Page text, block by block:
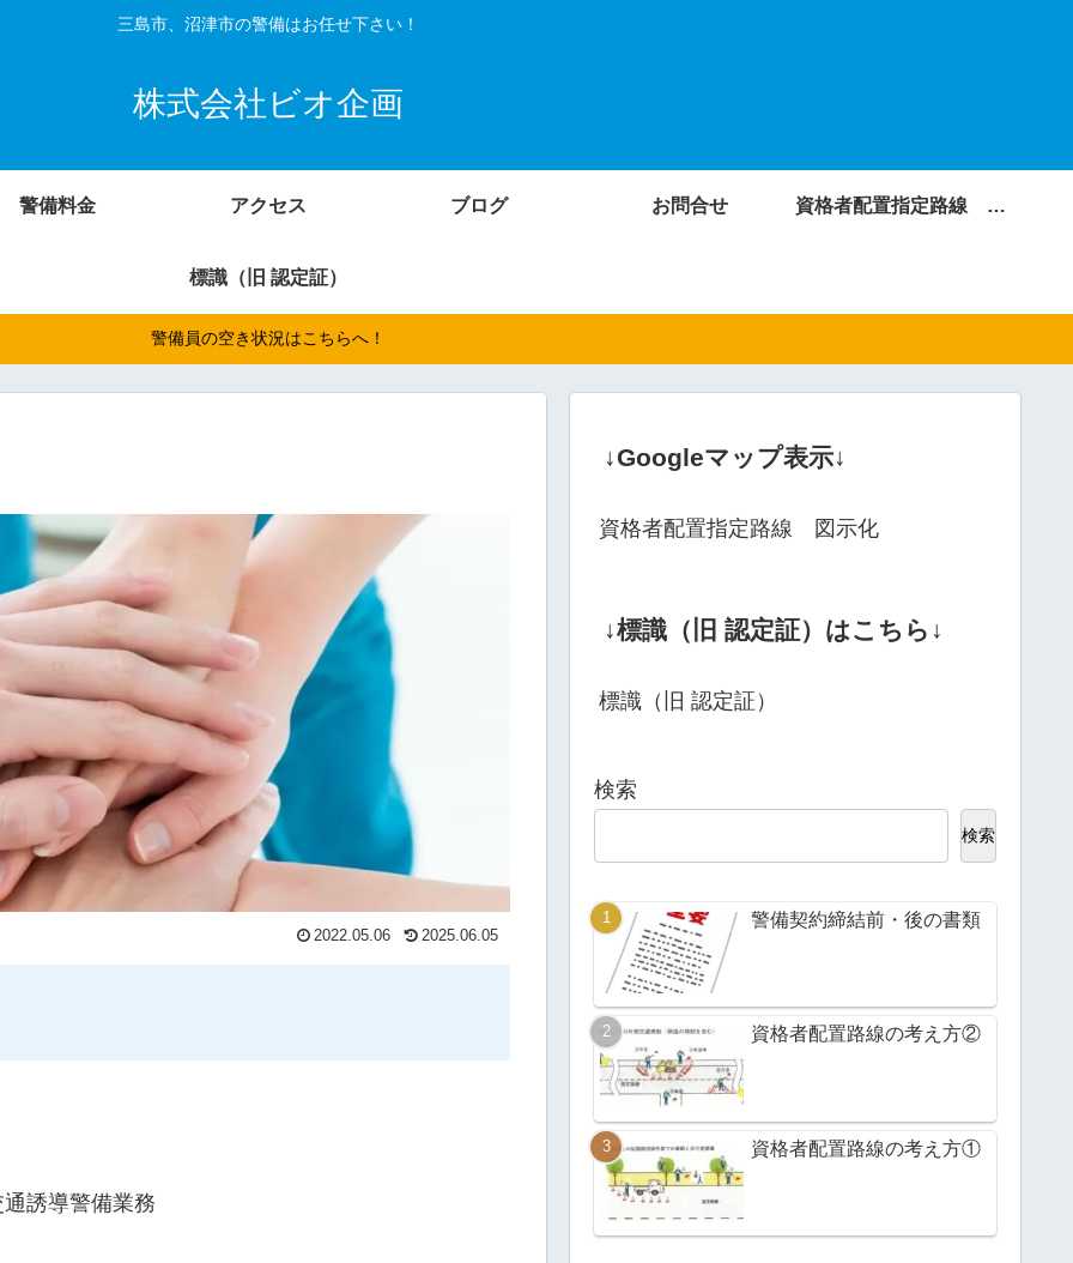
三島市、沼津市の警備はお任せ下さい！
株式会社ビオ企画
警備料金 アクセス ブログ お問合せ 資格者配置指定路線 図示化
標識（旧 認定証）
警備員の空き状況はこちらへ！
2022.05.06 2025.06.05
誘導警備業務
↓Googleマップ表示↓
資格者配置指定路線 図示化
↓標識（旧 認定証）はこちら↓
標識（旧 認定証）
検索
検索
警備契約締結前・後の書類
資格者配置路線の考え方②
資格者配置路線の考え方①